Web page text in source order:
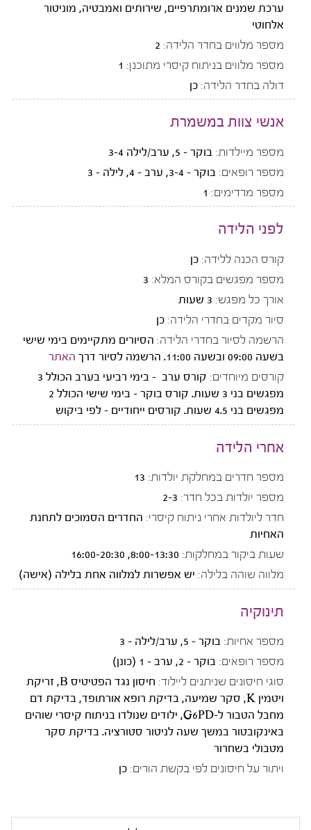
ערכת שמנים ארומתרפיים, שירותים ואמבטיה, מוניטור
אלחוטי
מספר מלווים בחדר הלידה: 2
מספר מלווים בניתוח קיסרי מתוכנן: 1
דולה בחדר הלידה: כן
אנשי צוות במשמרת
מספר מיילדות: בוקר - 5, ערב/לילה 3-4
מספר רופאים: בוקר - 3-4, ערב - 4, לילה - 3
מספר מרדימים: 1
לפני הלידה
קורס הכנה ללידה: כן
מספר מפגשים בקורס המלא: 3
אורך כל מפגש: 3 שעות
סיור מקדים בחדרי הלידה: כן
הרשמה לסיור בחדרי הלידה: הסיורים מתקיימים בימי שישי
בשעה 09:00 ובשעה 11:00. הרשמה לסיור דרך
האתר
קורסים מיוחדים:
קורס ערב - בימי רביעי בערב הכולל 3
מפגשים בני 3 שעות. קורס בוקר - בימי שישי הכולל 2
מפגשים בני 4.5 שעות. קורסים ייחודיים - לפי ביקוש
אחרי הלידה
מספר חדרים במחלקת יולדות: 13
מספר יולדות בכל חדר: 2-3
חדר ליולדות אחרי ניתוח קיסרי: החדרים הסמוכים לתחנת
האחיות
שעות ביקור במחלקות: 8:00-13:30, 16:00-20:30
מלווה שוהה בלילה: יש אפשרות למלווה אחת בלילה (אישה)
תינוקיה
מספר אחיות: בוקר - 5, ערב/לילה - 3
מספר רופאים: בוקר - 2, ערב - 1 (כונן)
סוגי חיסונים שניתנים ליילוד:
חיסון נגד הפטיטיס B, זריקת
ויטמין K, סקר שמיעה, בדיקת רופא אורתופד, בדיקת דם
מחבל הטבור ל-G6PD, ילודים שנולדו בניתוח קיסרי שוהים
באינקובטור במשך שעה לניטור סטורציה. בדיקת סקר
מטבולי בשחרור
ויתור על חיסונים לפי בקשת הורים: כן